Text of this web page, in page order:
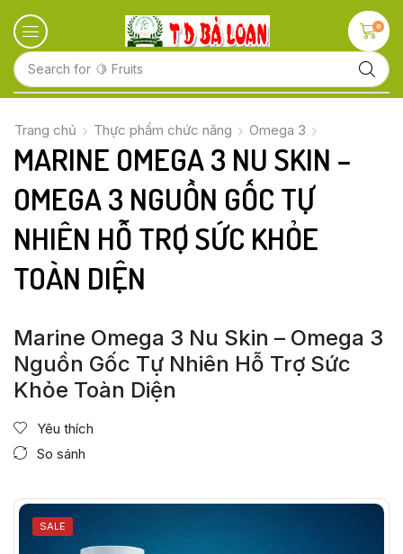
Search for 🍋 Fruits
0
Trang chủ Thực phẩm chức năng Omega 3
MARINE OMEGA 3 NU SKIN –
OMEGA 3 NGUỒN GỐC TỰ
NHIÊN HỖ TRỢ SỨC KHỎE
TOÀN DIỆN
Marine Omega 3 Nu Skin – Omega 3
Nguồn Gốc Tự Nhiên Hỗ Trợ Sức
Khỏe Toàn Diện
Yêu thích
So sánh
SALE